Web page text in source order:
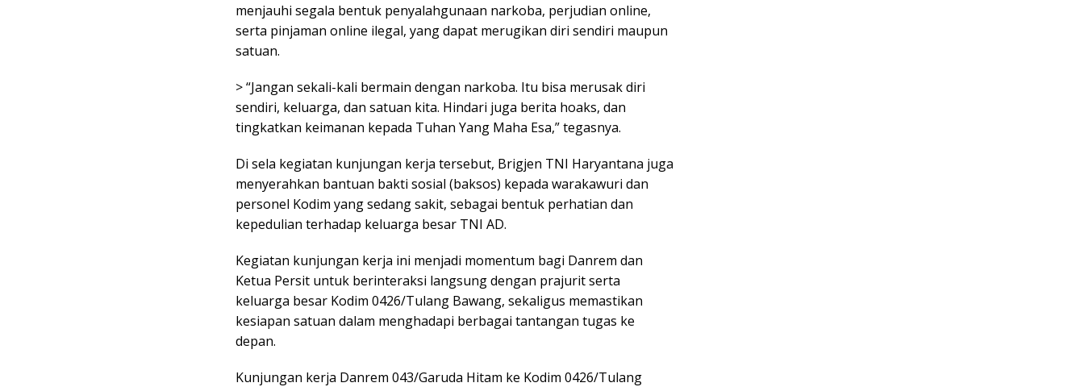
menjauhi segala bentuk penyalahgunaan narkoba, perjudian online,
serta pinjaman online ilegal, yang dapat merugikan diri sendiri maupun
satuan.
> “Jangan sekali-kali bermain dengan narkoba. Itu bisa merusak diri
sendiri, keluarga, dan satuan kita. Hindari juga berita hoaks, dan
tingkatkan keimanan kepada Tuhan Yang Maha Esa,” tegasnya.
Di sela kegiatan kunjungan kerja tersebut, Brigjen TNI Haryantana juga
menyerahkan bantuan bakti sosial (baksos) kepada warakawuri dan
personel Kodim yang sedang sakit, sebagai bentuk perhatian dan
kepedulian terhadap keluarga besar TNI AD.
Kegiatan kunjungan kerja ini menjadi momentum bagi Danrem dan
Ketua Persit untuk berinteraksi langsung dengan prajurit serta
keluarga besar Kodim 0426/Tulang Bawang, sekaligus memastikan
kesiapan satuan dalam menghadapi berbagai tantangan tugas ke
depan.
Kunjungan kerja Danrem 043/Garuda Hitam ke Kodim 0426/Tulang